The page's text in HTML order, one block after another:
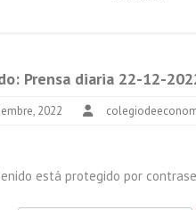
Prensa diaria 22-12-
2022
está protegido por